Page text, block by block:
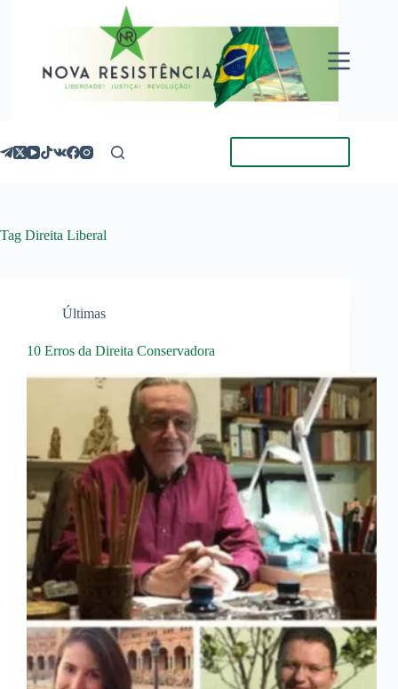
Tag Direita Liberal
Últimas
10 Erros da Direita Conservadora